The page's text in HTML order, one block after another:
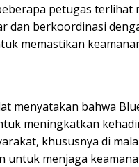
petugas terlihat
dan berkoordinasi
memastikan
menyatakan bahwa
meningkatkan
khususnya di
untuk menjaga